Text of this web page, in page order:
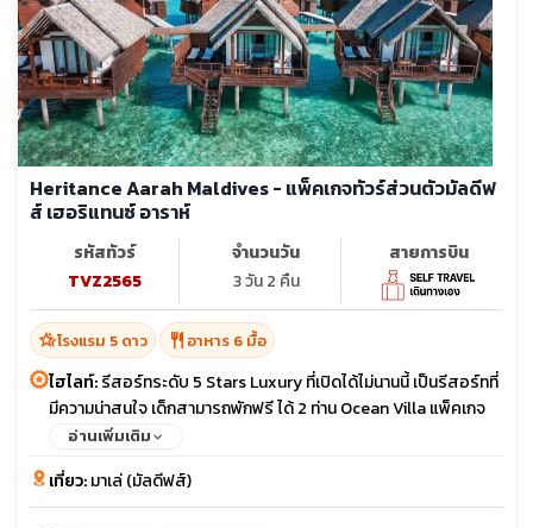
Heritance Aarah Maldives - แพ็คเกจทัวร์ส่วนตัวมัลดีฟ
ส์ เฮอริแทนซ์ อาราห์
รหัสทัวร์
TVZ2565
จำนวนวัน
3 วัน 2 คืน
สายการบิน
hotel_classโรงแรม 5 ดาว restaurant อาหาร 6 มื้อ
ไฮไลท์:รีสอร์ทระดับ 5 Stars Luxury ที่เปิดได้ไม่นานนี้ เป็นรีสอร์ทที่
มีความน่าสนใจ เด็กสามารถพักฟรี ได้ 2 ท่าน Ocean Villa แพ็คเกจ
Premium Allinclusive House reef มีปะการังภายในรีสอร์ท
อ่านเพิ่มเติม
เที่ยว:มาเล่ (มัลดีฟส์)